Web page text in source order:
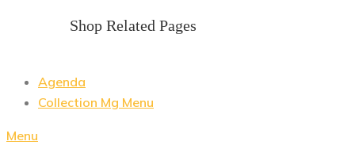
Shop Related Pages
Agenda
Collection Mg Menu
Menu